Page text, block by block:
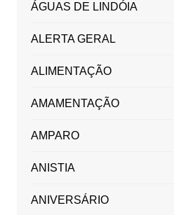
ÁGUAS DE LINDÓIA
ALERTA GERAL
ALIMENTAÇÃO
AMAMENTAÇÃO
AMPARO
ANISTIA
ANIVERSÁRIO